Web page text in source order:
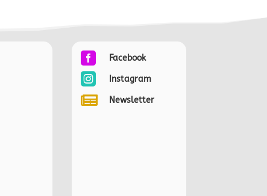
 Facebook
 Instagram
 Newsletter